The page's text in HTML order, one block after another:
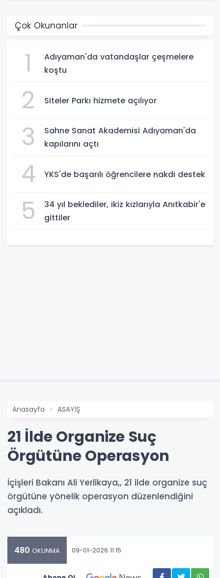
Çok Okunanlar
1
Adıyaman'da vatandaşlar çeşmelere
koştu
2 Siteler Parkı hizmete açılıyor
3
Sahne Sanat Akademisi Adıyaman'da
kapılarını açtı
4 YKS'de başarılı öğrencilere nakdi destek
5
34 yıl beklediler, ikiz kızlarıyla Anıtkabir'e
gittiler
Anasayfa ASAYİŞ
21 İlde Organize Suç
Örgütüne Operasyon
İçişleri Bakanı Ali Yerlikaya,, 21 ilde organize suç
örgütüne yönelik operasyon düzenlendiğini
açıkladı.
480 OKUNMA 09-01-2026 11:15